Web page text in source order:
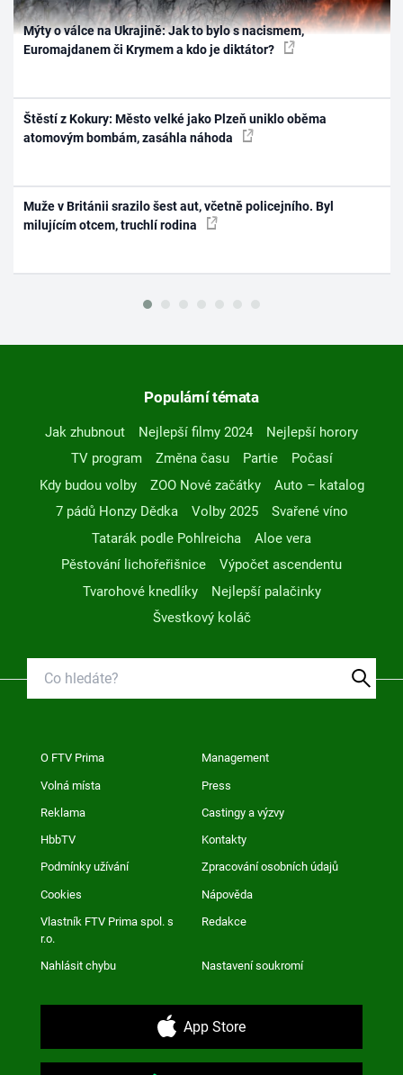
Mýty o válce na Ukrajině: Jak to bylo s nacismem,
Euromajdanem či Krymem a kdo je diktátor?
Štěstí z Kokury: Město velké jako Plzeň uniklo oběma
atomovým bombám, zasáhla náhoda
Muže v Británii srazilo šest aut, včetně policejního. Byl
milujícím otcem, truchlí rodina
Populární témata
Jak zhubnout Nejlepší filmy 2024
Nejlepší horory
TV program
Změna času Partie
Počasí
Kdy budou volby
ZOO Nové začátky
Auto – katalog
7 pádů Honzy Dědka
Volby 2025
Svařené víno
Tatarák podle Pohlreicha
Aloe vera
Pěstování lichořeřišnice
Výpočet ascendentu
Tvarohové knedlíky
Nejlepší palačinky
Švestkový koláč
O FTV Prima Management
Volná místa Press
Reklama Castingy a výzvy
HbbTV Kontakty
Podmínky užívání Zpracování osobních údajů
Cookies Nápověda
Vlastník FTV Prima spol. s
r.o.
Redakce
Nahlásit chybu Nastavení soukromí
App Store